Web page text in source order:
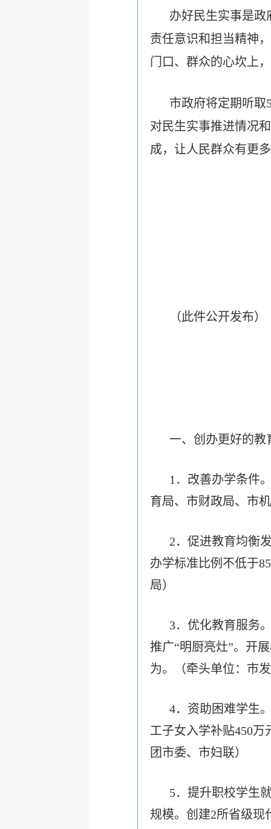
办好民生实事是
责任意识和担当精神
门口、群众的心坎上
市政府将定期听取
对民生实事推进情况
成， 让人民群众有更
（此件公开发布）
一、创办更好的教
1．改善办学条件
育局、市财政局、市
2．促进教育均衡
办学标准比例不低于
局）
3．优化教育服务
推广“明厨亮灶”。开
为。（牵头单位：市
4．资助困难学生
工子女入学补贴450
团市委、市妇联）
5．提升职校学生
规模。创建2所省级现